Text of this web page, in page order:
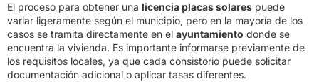
El proceso para obtener una licencia placas solares puede
variar ligeramente según el municipio, pero en la mayoría de los
casos se tramita directamente en el ayuntamiento donde se
encuentra la vivienda. Es importante informarse previamente de
los requisitos locales, ya que cada consistorio puede solicitar
documentación adicional o aplicar tasas diferentes.